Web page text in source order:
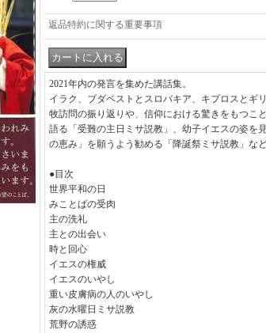
返品特約に関する重要事項
2021年内の発言を集めた講話集。
イラク、ブダペストとスロバキア、キプロスとギ
牧訪問の振り返りや、信仰における驚きをもつこ
語る「受難の主日ミサ説教」、幼子イエスの姿を
の恵み」を願うよう勧める「降誕祭ミサ説教」など
●目次
世界平和の日
みことばの受肉
主の洗礼
主との出会い
時と回心
イエスの権威
イエスのいやし
重い皮膚病の人のいやし
灰の水曜日ミサ説教
荒野の誘惑